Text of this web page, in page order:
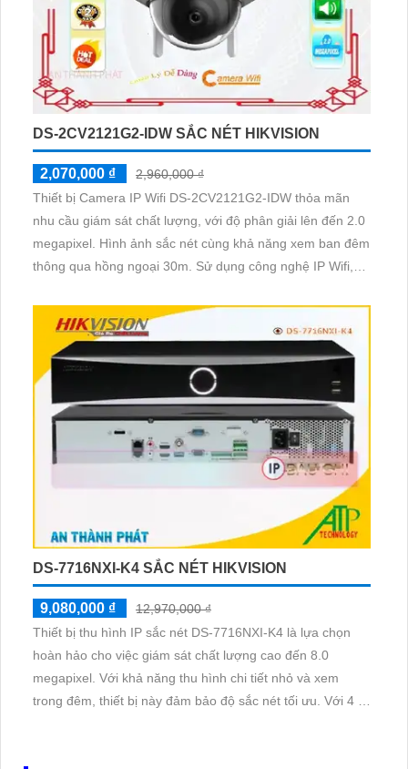
DS-2CV2121G2-IDW SẮC NÉT HIKVISION
2,070,000 ₫
2,960,000 ₫
Thiết bị Camera IP Wifi DS-2CV2121G2-IDW thỏa mãn
nhu cầu giám sát chất lượng, với độ phân giải lên đến 2.0
megapixel. Hình ảnh sắc nét cùng khả năng xem ban đêm
thông qua hồng ngoại 30m. Sử dụng công nghệ IP Wifi,
DS-7716NXI-K4 SẮC NÉT HIKVISION
9,080,000 ₫
12,970,000 ₫
Thiết bị thu hình IP sắc nét DS-7716NXI-K4 là lựa chọn
hoàn hảo cho việc giám sát chất lượng cao đến 8.0
megapixel. Với khả năng thu hình chi tiết nhỏ và xem
trong đêm, thiết bị này đảm bảo độ sắc nét tối ưu. Với 4 ổ